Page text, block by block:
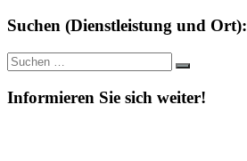
Suchen (Dienstleistung und Ort):
Suche
nach:
Suchen
Informieren Sie sich weiter!